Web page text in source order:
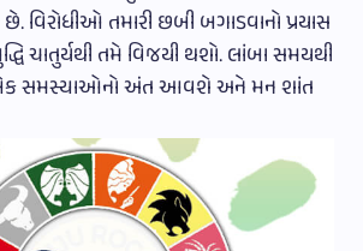
તમારી છબી બગાડવાનો પ્રયાસ
ચાતુર્યથી તમે વિજયી થશો. લાંબા સમયથી
સમસ્યાઓનો અંત આવશે અને મન શાંત